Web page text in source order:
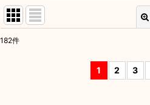
182件
1 2 3